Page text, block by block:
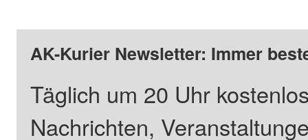
AK-Kurier Newsletter: Immer
Täglich um 20 Uhr
Nachrichten,